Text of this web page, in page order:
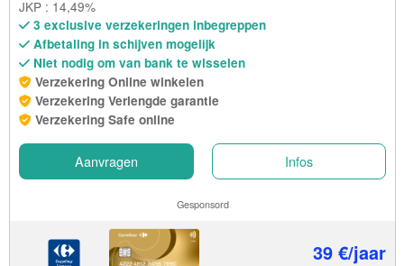
JKP : 14,49%
3 exclusive verzekeringen inbegreppen
Afbetaling in schijven mogelijk
Niet nodig om van bank te wisselen
Verzekering Online winkelen
Verzekering Verlengde garantie
Verzekering Safe online
Aanvragen Infos
Gesponsord
39 €/jaar